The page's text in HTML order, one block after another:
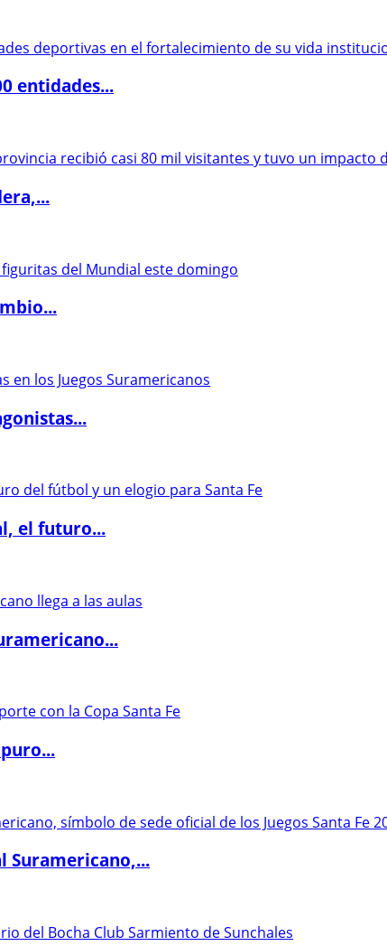
entidades...
el futuro...
Suramericano,...